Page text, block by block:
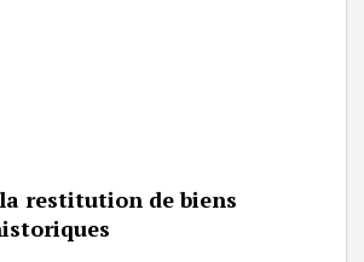
restitution de biens